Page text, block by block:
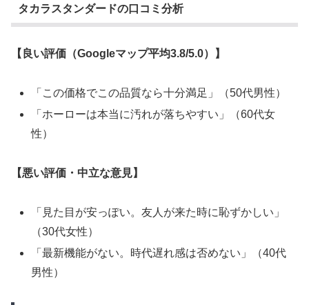
タカラスタンダードの口コミ分析
【良い評価（Googleマップ平均3.8/5.0）】
「この価格でこの品質なら十分満足」（50代男性）
「ホーローは本当に汚れが落ちやすい」（60代女
性）
【悪い評価・中立な意見】
「見た目が安っぽい。友人が来た時に恥ずかしい」
（30代女性）
「最新機能がない。時代遅れ感は否めない」（40代
男性）